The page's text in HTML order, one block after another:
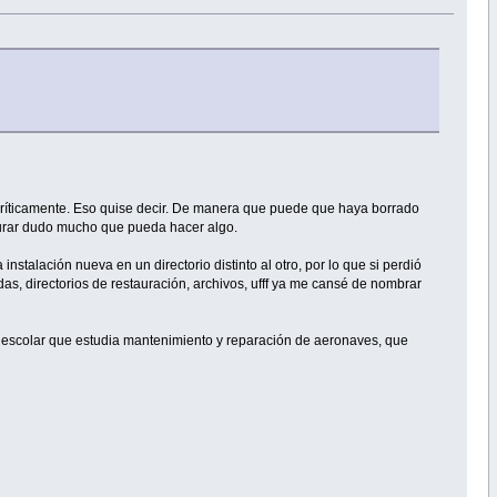
Eso quise decir. De manera que puede que haya borrado
dudo mucho que pueda hacer algo.
nueva en un directorio distinto al otro, por lo que si perdió
directorios de restauración, archivos, ufff ya me cansé de nombrar
que estudia mantenimiento y reparación de aeronaves, que